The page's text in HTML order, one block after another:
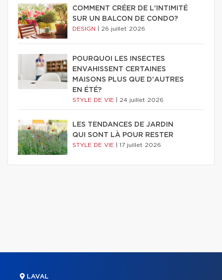
COMMENT CRÉER DE L'INTIMITÉ
SUR UN BALCON DE CONDO?
DESIGN 26 juillet 2026
POURQUOI LES INSECTES
ENVAHISSENT CERTAINES
MAISONS PLUS QUE D'AUTRES
EN ÉTÉ?
STYLE DE VIE 24 juillet 2026
LES TENDANCES DE JARDIN
QUI SONT LÀ POUR RESTER
STYLE DE VIE 17 juillet 2026
LAVAL